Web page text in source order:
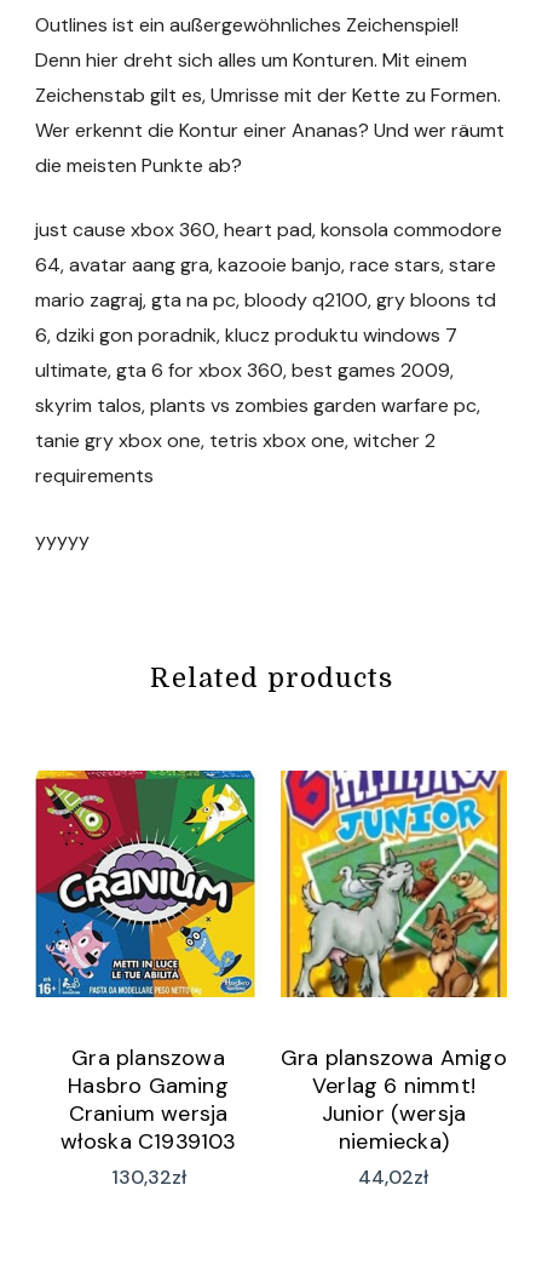
Outlines ist ein außergewöhnliches Zeichenspiel!
Denn hier dreht sich alles um Konturen. Mit einem
Zeichenstab gilt es, Umrisse mit der Kette zu Formen.
Wer erkennt die Kontur einer Ananas? Und wer räumt
die meisten Punkte ab?
just cause xbox 360, heart pad, konsola commodore
64, avatar aang gra, kazooie banjo, race stars, stare
mario zagraj, gta na pc, bloody q2100, gry bloons td
6, dziki gon poradnik, klucz produktu windows 7
ultimate, gta 6 for xbox 360, best games 2009,
skyrim talos, plants vs zombies garden warfare pc,
tanie gry xbox one, tetris xbox one, witcher 2
requirements
yyyyy
Related products
Gra planszowa
Hasbro Gaming
Cranium wersja
włoska C1939103
130,32zł
Gra planszowa Amigo
Verlag 6 nimmt!
Junior (wersja
niemiecka)
44,02zł